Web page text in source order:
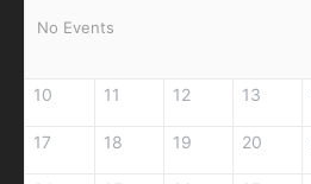
No Events
10 11 12 13
17 18 19 20